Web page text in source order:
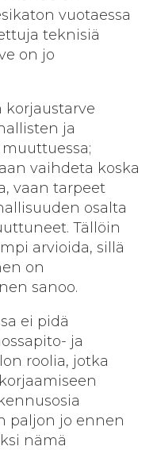
vuotaessa
teknisiä
on jo
korjaustarve
ja
vaihdeta koska
vaan tarpeet
osalta
Tällöin
arvioida, sillä
on
sanoo.
ei pidä
ja
roolia, jotka
paljon jo ennen
nämä